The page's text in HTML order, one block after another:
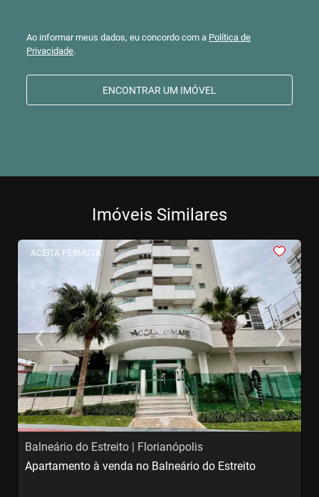
Ao informar meus dados, eu concordo com a Política de
Privacidade.
ENCONTRAR UM IMÓVEL
Imóveis Similares
ACEITA PERMUTA
<<<
‹Previous ›Next
Balneário do Estreito | Florianópolis
Apartamento à venda no Balneário do Estreito